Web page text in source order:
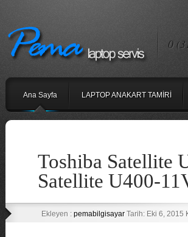
0
Ana Sayfa LAPTOP ANAKART TAMİRİ
Toshiba Satellite
Satellite U400-
Ekleyen : pemabilgisayarTarih: Eki 6, 2015